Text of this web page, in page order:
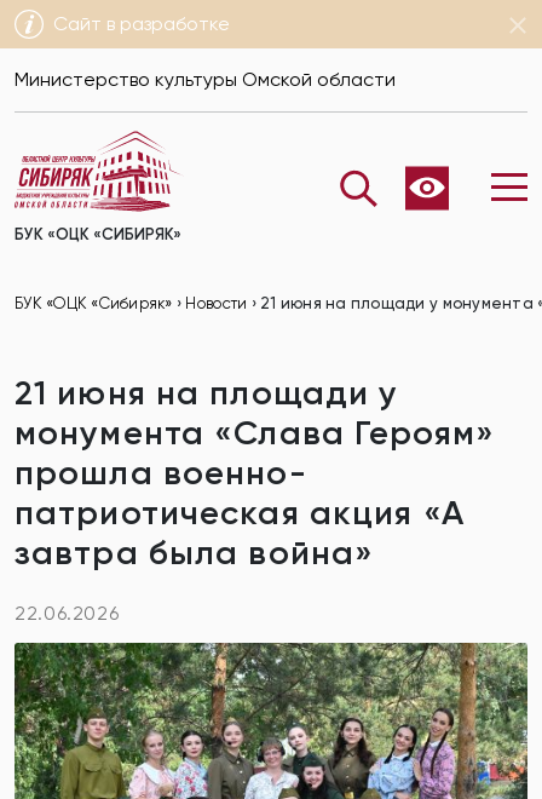
Сайт в разработке
Министерство культуры Омской области
БУК «ОЦК «СИБИРЯК»
БУК «ОЦК «Сибиряк» › Новости › 21 июня на площади у монумента
21 июня на площади у
монумента «Слава Героям»
прошла военно-
патриотическая акция «А
завтра была война»
22.06.2026